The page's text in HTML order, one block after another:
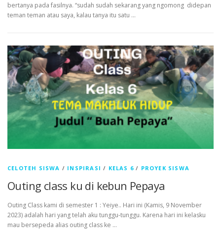
bertanya pada fasilnya. “sudah sudah sekarang yang ngomong didepan
teman teman atau saya, kalau tanya itu satu …
CELOTEH SISWA / INSPIRASI / KELAS 6 / PROYEK SISWA
Outing class ku di kebun Pepaya
Outing Class kami di semester 1 : Yeiye.. Hari ini (Kamis, 9 November
2023) adalah hari yang telah aku tunggu-tunggu. Karena hari ini kelasku
mau bersepeda alias outing class ke …